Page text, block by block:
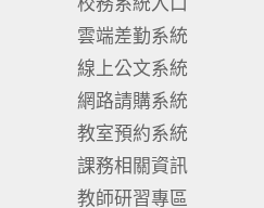
雲端差勤系統
線上公文系統
網路請購系統
教室預約系統
課務相關資訊
教師研習專區